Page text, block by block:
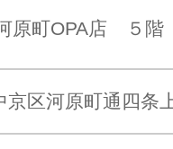
原町OPA店 ５階
京区河原町通四